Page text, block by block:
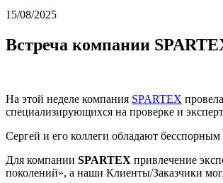
15/08/2025
Встреча компании
На этой неделе компания SPARTEX
специализирующихся на проверке и
Сергей и его коллеги обладают
Для компании SPARTEX привлечение
поколений», а наши Клиенты/Заказчики